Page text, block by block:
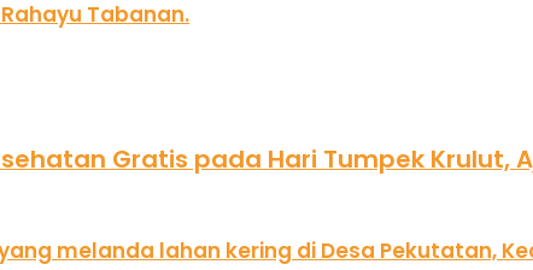
Gratis pada Hari Tumpek Krulut,